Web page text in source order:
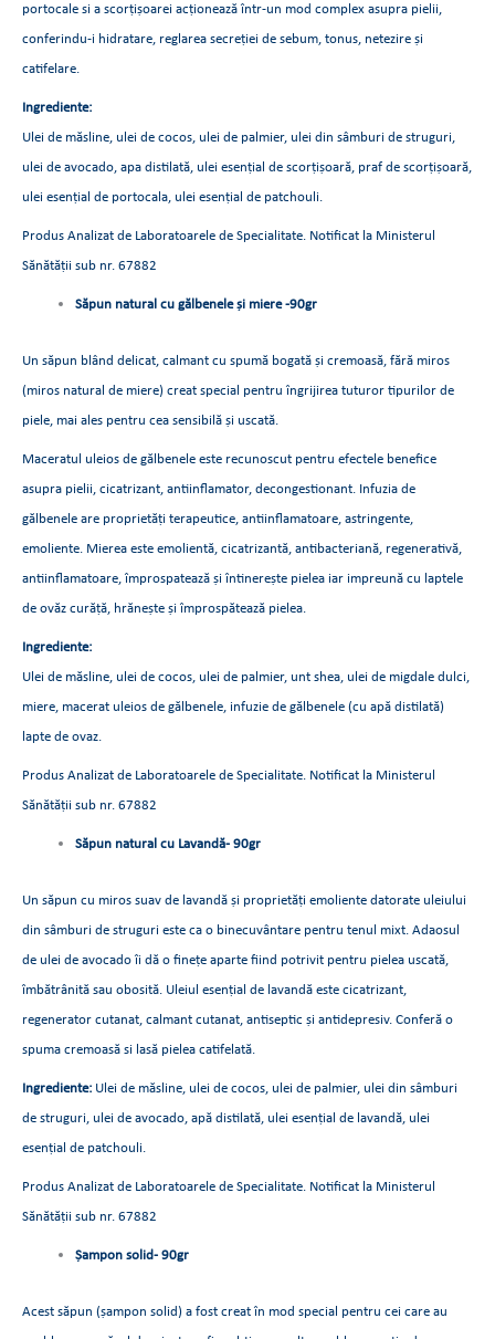
portocale si a scorțișoarei acționează într-un mod complex asupra pielii,
conferindu-i hidratare, reglarea secreției de sebum, tonus, netezire și
catifelare.
Ingrediente:
Ulei de măsline, ulei de cocos, ulei de palmier, ulei din sâmburi de struguri,
ulei de avocado, apa distilată, ulei esențial de scorțișoară, praf de scorțișoară,
ulei esențial de portocala, ulei esențial de patchouli.
Produs Analizat de Laboratoarele de Specialitate. Notificat la Ministerul
Sănătății sub nr. 67882
Săpun natural cu gălbenele și miere -90gr
Un săpun blând delicat, calmant cu spumă bogată și cremoasă, fără miros
(miros natural de miere) creat special pentru îngrijirea tuturor tipurilor de
piele, mai ales pentru cea sensibilă și uscată.
Maceratul uleios de gălbenele este recunoscut pentru efectele benefice
asupra pielii, cicatrizant, antiinflamator, decongestionant. Infuzia de
gălbenele are proprietăți terapeutice, antiinflamatoare, astringente,
emoliente. Mierea este emolientă, cicatrizantă, antibacteriană, regenerativă,
antiinflamatoare, împrospatează și întinerește pielea iar impreună cu laptele
de ovăz curăță, hrănește și împrospătează pielea.
Ingrediente:
Ulei de măsline, ulei de cocos, ulei de palmier, unt shea, ulei de migdale dulci,
miere, macerat uleios de gălbenele, infuzie de gălbenele (cu apă distilată)
lapte de ovaz.
Produs Analizat de Laboratoarele de Specialitate. Notificat la Ministerul
Sănătății sub nr. 67882
Săpun natural cu Lavandă- 90gr
Un săpun cu miros suav de lavandă și proprietăți emoliente datorate uleiului
din sâmburi de struguri este ca o binecuvântare pentru tenul mixt. Adaosul
de ulei de avocado îi dă o finețe aparte fiind potrivit pentru pielea uscată,
îmbătrânită sau obosită. Uleiul esențial de lavandă este cicatrizant,
regenerator cutanat, calmant cutanat, antiseptic și antidepresiv. Conferă o
spuma cremoasă si lasă pielea catifelată.
Ingrediente: Ulei de măsline, ulei de cocos, ulei de palmier, ulei din sâmburi
de struguri, ulei de avocado, apă distilată, ulei esențial de lavandă, ulei
esențial de patchouli.
Produs Analizat de Laboratoarele de Specialitate. Notificat la Ministerul
Sănătății sub nr. 67882
Șampon solid- 90gr
Acest săpun (șampon solid) a fost creat în mod special pentru cei care au